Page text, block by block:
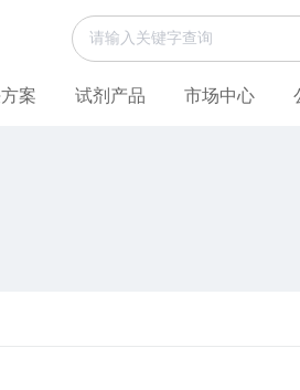
案 试剂产品 市场中心